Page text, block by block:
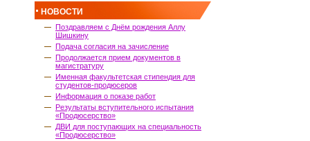
НОВОСТИ
Поздравляем с Днём рождения Аллу
Шишкину
Подача согласия на зачисление
Продолжается прием документов в
магистратуру
Именная факультетская стипендия для
студентов-продюсеров
Информация о показе работ
Результаты вступительного испытания
«Продюсерство»
ДВИ для поступающих на специальность
«Продюсерство»